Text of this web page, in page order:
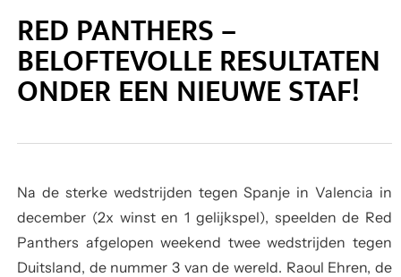
RED PANTHERS –
BELOFTEVOLLE RESULTATEN
ONDER EEN NIEUWE STAF!
Na de sterke wedstrijden tegen Spanje in Valencia in
december (2x winst en 1 gelijkspel), speelden de Red
Panthers afgelopen weekend twee wedstrijden tegen
Duitsland, de nummer 3 van de wereld. Raoul Ehren, de